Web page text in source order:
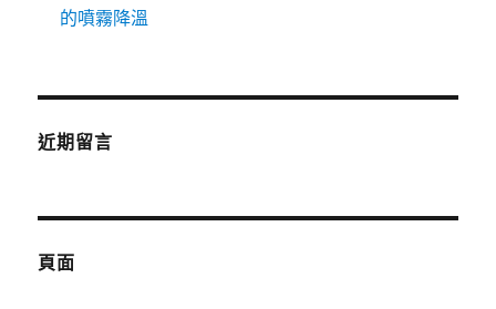
的噴霧降溫
近期留言
頁面